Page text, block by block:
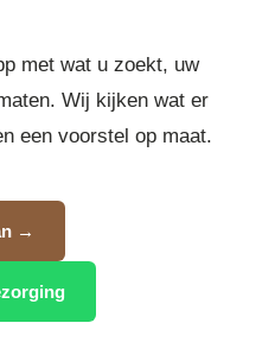
met wat u zoekt, uw
Wij kijken wat er
een voorstel op maat.
→